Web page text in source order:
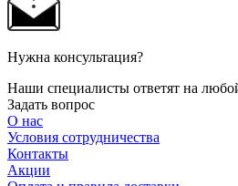
Нужна консультация?
Наши специалисты ответят на
Задать вопрос
О нас
Условия сотрудничества
Контакты
Акции